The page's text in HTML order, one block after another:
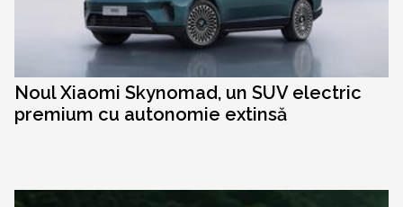
Noul Xiaomi Skynomad, un SUV electric
premium cu autonomie extinsă